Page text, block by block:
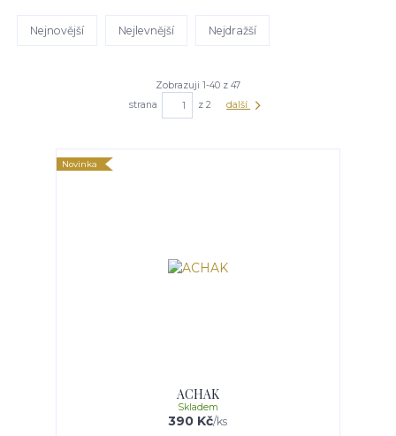
Nejnovější Nejlevnější Nejdražší
Zobrazuji 1-40 z 47
strana
z 2 další
Novinka
ACHAK
390 Kč/ks
Skladem